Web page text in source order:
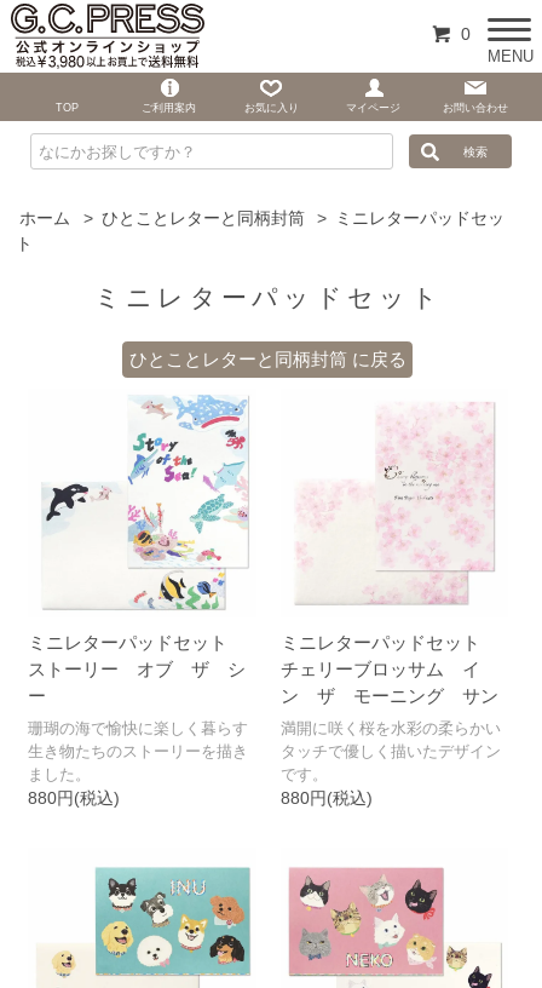
ホーム > ひとことレターと同柄封筒 >
ミニレターパッドセッ
ト
ミニレターパッドセット
ひとことレターと同柄封筒 に戻る
ミニレターパッドセット
ストーリー オブ ザ シ
ー
珊瑚の海で愉快に楽しく暮らす
生き物たちのストーリーを描き
ました。
880円(税込)
ミニレターパッドセット
チェリーブロッサム イ
ン ザ モーニング サン
満開に咲く桜を水彩の柔らかい
タッチで優しく描いたデザイン
です。
880円(税込)
0
MENU
TOP ご利用案内 お気に入り マイページ お問い合わせ